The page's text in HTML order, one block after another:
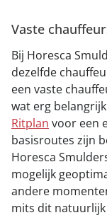
Vaste
Bij Horesca
dezelfde
een vaste
wat erg
Ritplan voor een
basisroutes zijn
Horesca
mogelijk
andere
mits dit